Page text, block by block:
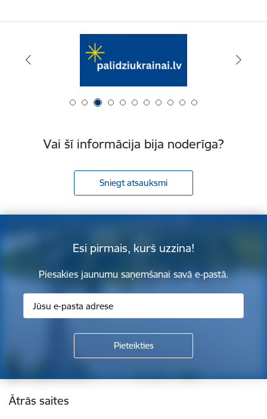
Vai šī informācija bija noderīga?
Sniegt atsauksmi
Esi pirmais, kurš uzzina!
Piesakies jaunumu saņemšanai savā e-pastā.
Kājene
Ātrās saites